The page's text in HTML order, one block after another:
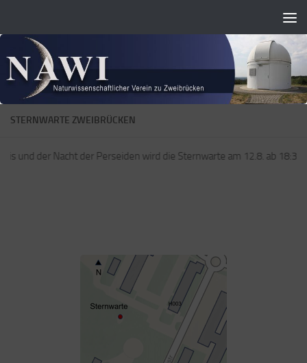
STERNWARTE ZWEIBRÜCKEN
der Nacht der Perseiden wird die Sternwarte am 12.8. ab 18:30